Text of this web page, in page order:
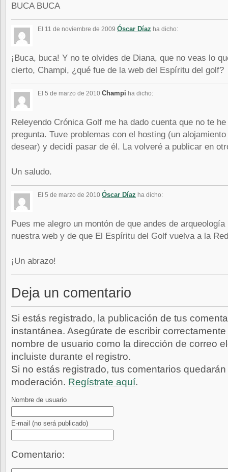
BUCA BUCA
El 11 de noviembre de 2009 Óscar Díaz ha dicho:
¡Buca, buca! Y no te olvides de Diana, que no veas lo
cierto, Champi, ¿qué fue de la web del Espíritu del golf?
El 5 de marzo de 2010 Champi ha dicho:
Releyendo Crónica Golf me ha dado cuenta que no te
pregunta. Tuve problemas con el hosting (un
desear) y decidí pasar de él. La volveré a publicar en
Un saludo.
El 5 de marzo de 2010 Óscar Díaz ha dicho:
Pues me alegro un montón de que andes de arqueología
nuestra web y de que El Espíritu del Golf vuelva a la
¡Un abrazo!
Deja un comentario
Si estás registrado, la publicación de tus
instantánea. Asegúrate de escribir
nombre de usuario como la dirección de correo
incluiste durante el registro.
Si no estás registrado, tus comentarios
moderación. Regístrate aquí.
Nombre de usuario
E-mail (no será publicado)
Comentario: